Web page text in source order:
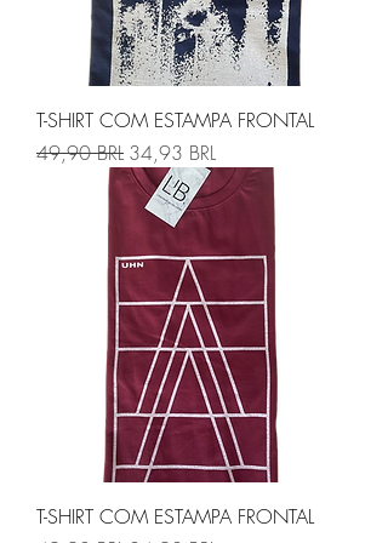
T-SHIRT COM ESTAMPA FRONTAL
Precio
49,90 BRL Precio de oferta
34,93 BRL
T-SHIRT COM ESTAMPA FRONTAL